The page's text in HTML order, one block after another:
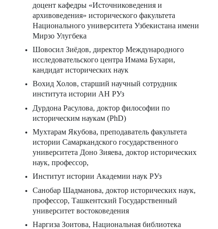
доцент кафедры «Источниковедения и
архивоведения» исторического факультета
Национального университета Узбекистана имени
Мирзо Улугбека
Шовосил Зиёдов, директор Международного
исследовательского центра Имама Бухари,
кандидат исторических наук
Вохид Холов, старший научный сотрудник
института истории АН РУз
Дурдона Расулова, доктор философии по
историческим наукам (PhD)
Мухтарам Якубова, преподаватель факультета
истории Самаркандского государственного
университета Доно Зияева, доктор исторических
наук, профессор,
Институт истории Академии наук РУз
Санобар Шадманова, доктор исторических наук,
профессор, Ташкентский Государственный
университет востоковедения
Наргиза Зоитова, Национальная библиотека